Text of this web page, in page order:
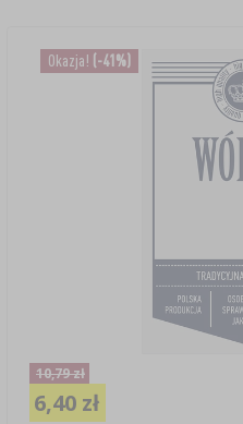
Okazja! (-41%)
10,79 zł
6,40 zł